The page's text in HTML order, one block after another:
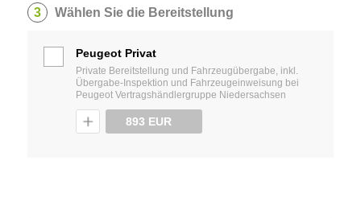
3 Wählen Sie die Bereitstellung
Peugeot Privat
Private Bereitstellung und Fahrzeugübergabe, inkl.
Übergabe-Inspektion und Fahrzeugeinweisung bei
Peugeot Vertragshändlergruppe Niedersachsen
893 EUR